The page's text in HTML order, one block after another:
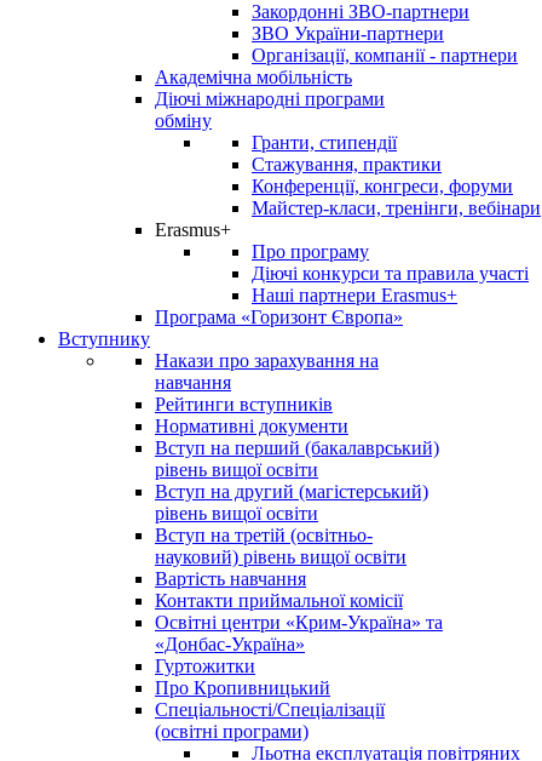
Закордонні ЗВО-партнери
ЗВО України-партнери
Організації, компанії - партнери
Академічна мобільність
Діючі міжнародні програми
обміну
Гранти, стипендії
Стажування, практики
Конференції, конгреси, форуми
Майстер-класи, тренінги, вебінари
Erasmus+
Про програму
Діючі конкурси та правила участі
Наші партнери Erasmus+
Програма «Горизонт Європа»
Вступнику
Накази про зарахування на
навчання
Рейтинги вступників
Нормативні документи
Вступ на перший (бакалаврський)
рівень вищої освіти
Вступ на другий (магістерський)
рівень вищої освіти
Вступ на третій (освітньо-
науковий) рівень вищої освіти
Вартість навчання
Контакти приймальної комісії
Освітні центри «Крим-Україна» та
«Донбас-Україна»
Гуртожитки
Про Кропивницький
Спеціальності/Спеціалізації
(освітні програми)
Льотна експлуатація повітряних